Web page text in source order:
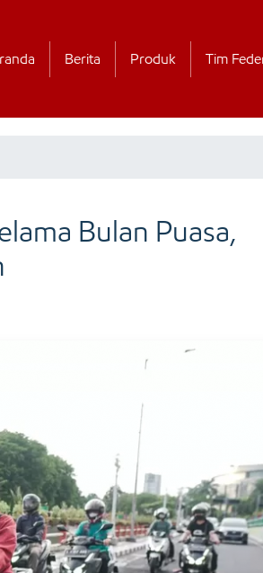
Berita Produk Tim
Bulan Puasa,